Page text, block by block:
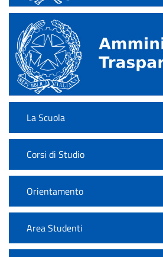
La Scuola
Corsi di Studio
Orientamento
Area Studenti